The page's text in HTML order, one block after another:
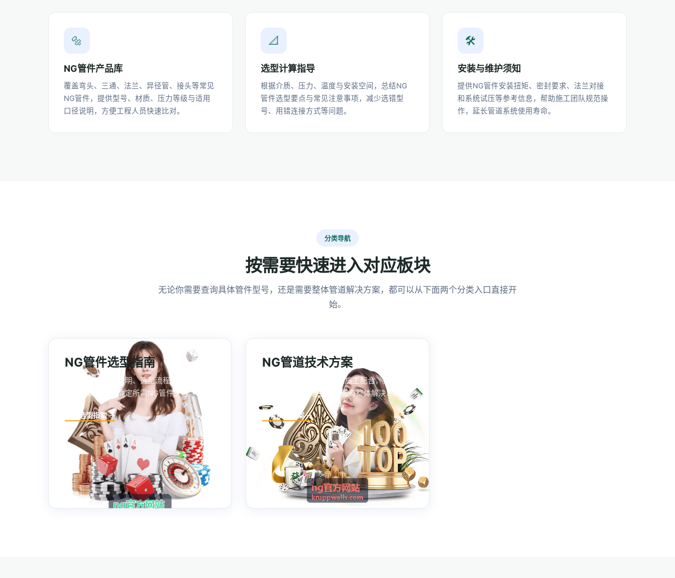
🔩
NG管件产品库
覆盖弯头、三通、法兰、异径管、接头等常见
NG管件，提供型号、材质、压力等级与适用
口径说明，方便工程人员快速比对。
📐
选型计算指导
根据介质、压力、温度与安装空间，总结NG
管件选型要点与常见注意事项，减少选错型
号、用错连接方式等问题。
🛠️
安装与维护须知
提供NG管件安装扭矩、密封要求、法兰对接
和系统试压等参考信息，帮助施工团队规范操
作，延长管道系统使用寿命。
分类导航
按需要快速进入对应板块
无论你需要查询具体管件型号，还是需要整体管道解决方案，都可以从下面两个分类入口直接开
始。
NG管件选型指南
管件分类、参数说明、选型流程与安装注意
事项，帮你快速确定所需NG管件型号。
进入选型指南 →
NG管道技术方案
从管道布局、压力设计到施工配合，提供面
向工业与民用项目的NG管道整体解决思路。
查看技术方案 →